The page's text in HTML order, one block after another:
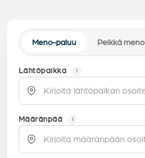
Meno-paluu Pelkkä meno
Lähtöpaikka i
Määränpää i